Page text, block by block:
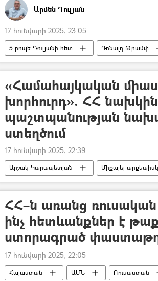
Արմեն Դուլյան
17 հունվարի 2025, 23:05
5 րոպե Դուլյանի հետ Դոնալդ Թրամփ
ԱՄՆ
Հայաստան
«Համահայկական
խորհուրդ». ՀՀ նախկին
պաշտպանության
ստեղծում
17 հունվարի 2025, 22:39
Արշակ Կարապետյան Միքայել
Համահայկական միասնական խորհուրդ
ՀՀ–ն առանց
ինչ հետևանքներ է
ստորագրած
17 հունվարի 2025, 22:05
Հայաստան ԱՄՆ Ռուսաստան